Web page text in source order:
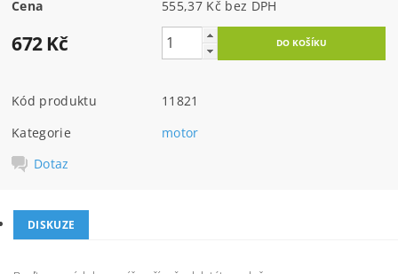
Cena 555,37 Kč bez DPH
672 Kč
Kód produktu
11821
Kategorie
motor
Dotaz
DISKUZE